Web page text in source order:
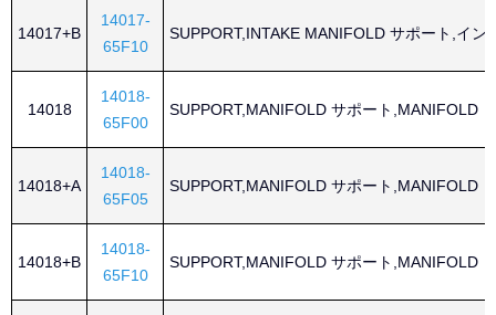
14017+B
14017-
65F10
SUPPORT,INTAKE MANIFOLD サポート,イン
14018
14018-
65F00
SUPPORT,MANIFOLD サポート,MANIFOLD
14018+A
14018-
65F05
SUPPORT,MANIFOLD サポート,MANIFOLD
14018+B
14018-
65F10
SUPPORT,MANIFOLD サポート,MANIFOLD